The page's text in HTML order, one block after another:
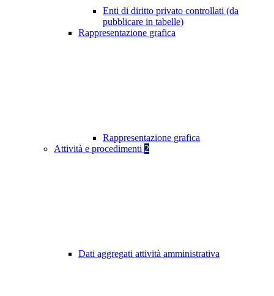
Enti di diritto privato controllati (da
pubblicare in tabelle)
Rappresentazione grafica
Rappresentazione grafica
Attività e procedimenti 2
Dati aggregati attività amministrativa